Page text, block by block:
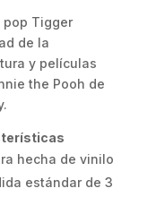
pop Tigger
de la
y películas
the Pooh de
hecha de vinilo
estándar de 3